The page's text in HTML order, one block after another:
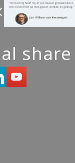
share